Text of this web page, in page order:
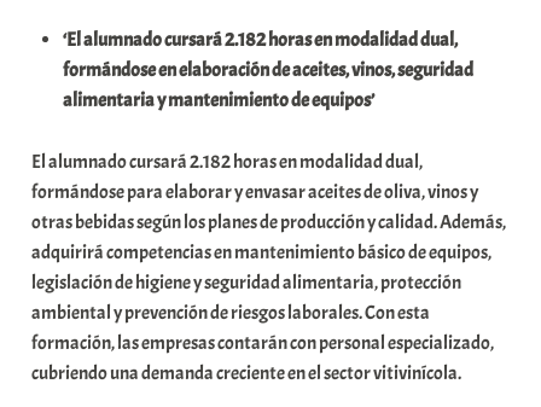
‘El alumnado cursará 2.182 horas en modalidad dual,
formándose en elaboración de aceites, vinos, seguridad
alimentaria y mantenimiento de equipos’
El alumnado cursará 2.182 horas en modalidad dual,
formándose para elaborar y envasar aceites de oliva, vinos y
otras bebidas según los planes de producción y calidad. Además,
adquirirá competencias en mantenimiento básico de equipos,
legislación de higiene y seguridad alimentaria, protección
ambiental y prevención de riesgos laborales. Con esta
formación, las empresas contarán con personal especializado,
cubriendo una demanda creciente en el sector vitivinícola.